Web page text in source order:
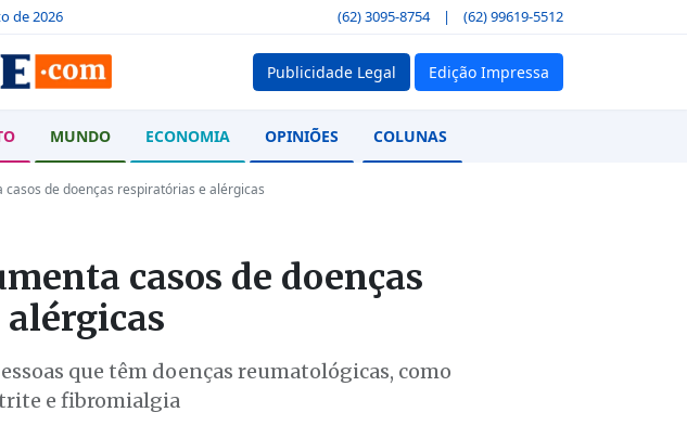
de 2026 (62) 3095-8754 | (62) 99619-5512
Publicidade Legal Edição Impressa
MUNDO ECONOMIA OPINIÕES COLUNAS
de doenças respiratórias e alérgicas
casos de doenças
que têm doenças reumatológicas, como
e fibromialgia